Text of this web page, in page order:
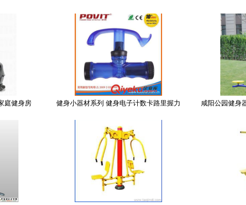
庭健身房
健身小器材系列 健身电子计数卡路里握力
材图片|健身小器材系列 健身电子计数卡路
里握力器塑料柄握力器专利产品厂家直销
健身器材产品图片由东莞市康星运动用品
公司生产提供-
咸阳公园健身